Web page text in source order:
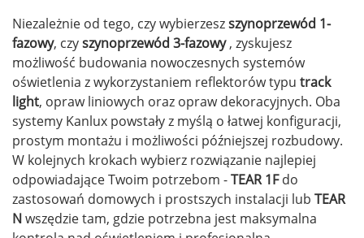
Niezależnie od tego, czy wybierzeszszynoprzewód 1-
fazowy, czyszynoprzewód 3-fazowy, zyskujesz
możliwość budowania nowoczesnych systemów
oświetlenia z wykorzystaniem reflektorów typu track
light, opraw liniowych oraz opraw dekoracyjnych. Oba
systemy Kanlux powstały z myślą o łatwej konfiguracji,
prostym montażu i możliwości późniejszej rozbudowy.
W kolejnych krokach wybierz rozwiązanie najlepiej
odpowiadające Twoim potrzebom -TEAR 1Fdo
zastosowań domowych i prostszych instalacji lub TEAR
Nwszędzie tam, gdzie potrzebna jest maksymalna